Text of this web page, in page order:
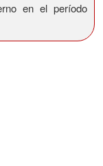
en el período